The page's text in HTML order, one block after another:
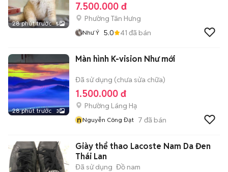
28 phút trước 5
7.500.000 đ
Phường Tân Hưng
Như Ý 5.0 41 đã bán
28 phút trước 3
Màn hình K-vision Như mới
Đã sử dụng (chưa sửa chữa)
1.500.000 đ
Phường Láng Hạ
nNguyễn Công Đạt 7 đã bán
Giày thể thao Lacoste Nam Da Đen
Thái Lan
Đã sử dụng Đồ nam